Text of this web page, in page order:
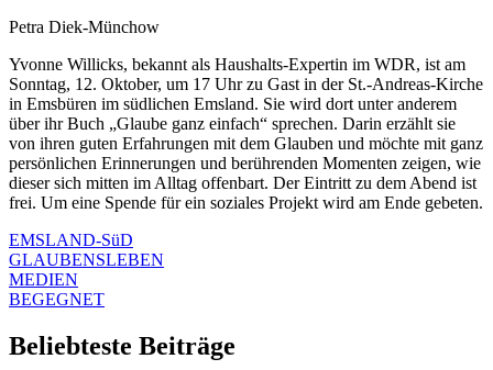
Petra Diek-Münchow
Yvonne Willicks, bekannt als Haushalts-Expertin im WDR, ist am
Sonntag, 12. Oktober, um 17 Uhr zu Gast in der St.-Andreas-Kirche
in Emsbüren im südlichen Emsland. Sie wird dort unter anderem
über ihr Buch „Glaube ganz einfach“ sprechen. Darin erzählt sie
von ihren guten Erfahrungen mit dem Glauben und möchte mit ganz
persönlichen Erinnerungen und berührenden Momenten zeigen, wie
dieser sich mitten im Alltag offenbart. Der Eintritt zu dem Abend ist
frei. Um eine Spende für ein soziales Projekt wird am Ende gebeten.
EMSLAND-SüD
GLAUBENSLEBEN
MEDIEN
BEGEGNET
Beliebteste Beiträge